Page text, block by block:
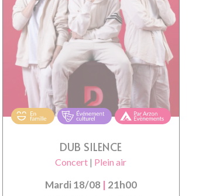
DUB SILENCE
Concert | Plein air
Mardi 18/08 | 21h00